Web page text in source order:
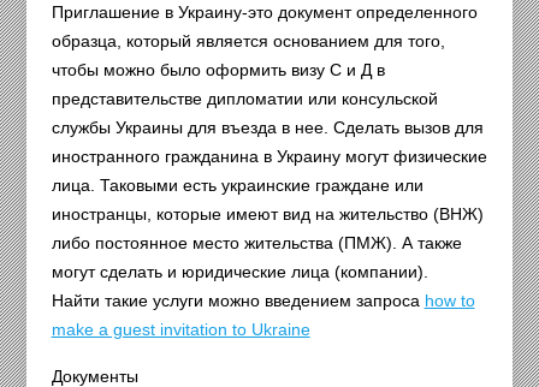
Приглашение в Украину-это документ определенного
образца, который является основанием для того,
чтобы можно было оформить визу С и Д в
представительстве дипломатии или консульской
службы Украины для въезда в нее. Сделать вызов для
иностранного гражданина в Украину могут физические
лица. Таковыми есть украинские граждане или
иностранцы, которые имеют вид на жительство (ВНЖ)
либо постоянное место жительства (ПМЖ). А также
могут сделать и юридические лица (компании).
Найти такие услуги можно введением запроса how to
make a guest invitation to Ukraine
Документы